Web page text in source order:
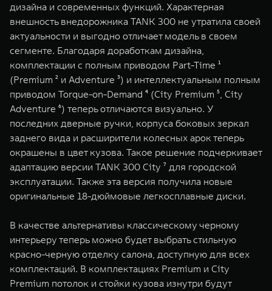
WEY 07
Расширяя границы комфорта
от 6 149 000 ₽
WEY 05
от 5 699
WEY 80
от 6 449 000 ₽
WEY 80
от 8 099
дизайна и современных функций. Характерная
внешность внедорожника TANK 300 не утратила своей
актуальности и выгодно отличает модель в своем
сегменте. Благодаря доработкам дизайна,
комплектации с полным приводом Part-Time ¹
(Premium ² и Adventure ³) и интеллектуальным полным
приводом Torque-on-Demand ⁴ (City Premium ⁵, City
Adventure ⁶) теперь отличаются визуально. У
последних дверные ручки, корпуса боковых зеркал
заднего вида и расширители колесных арок теперь
окрашены в цвет кузова. Такое решение подчеркивает
адаптацию версии TANK 300 City ⁷ для городской
эксплуатации. Также эта версия получила новые
оригинальные 18-дюймовые легкосплавные диски.
В качестве альтернативы классическому черному
интерьеру теперь можно будет выбрать стильную
красно-черную отделку салона, доступную для всех
комплектаций. В комплектациях Premium и City
Premium потолок и стойки кузова изнутри будут